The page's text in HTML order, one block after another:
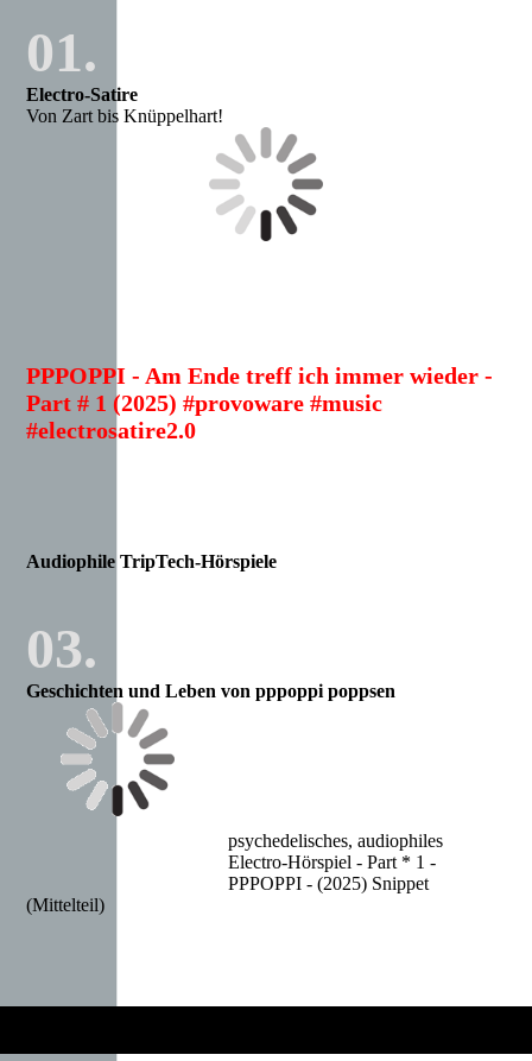
01.
Electro-Satire
Von Zart bis Knüppelhart!
PPPOPPI - Am Ende treff ich immer wieder -
Part # 1 (2025) #provoware #music
#electrosatire2.0
Audiophile TripTech-Hörspiele
03.
Geschichten und Leben von pppoppi poppsen
psychedelisches, audiophiles
Electro-Hörspiel - Part * 1 -
PPPOPPI - (2025) Snippet
(Mittelteil)